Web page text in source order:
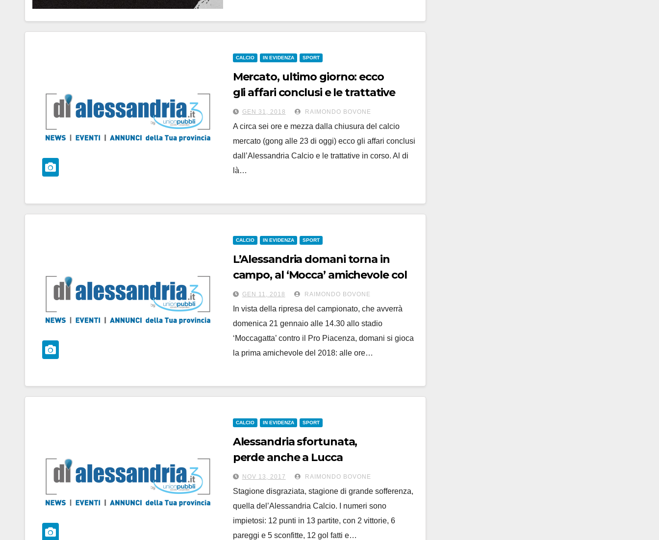
CALCIO IN EVIDENZA SPORT
Mercato, ultimo giorno: ecco
gli affari conclusi e le trattative
in corso dell’Alessandria
GEN 31, 2018 RAIMONDO BOVONE
A circa sei ore e mezza dalla chiusura del calcio
mercato (gong alle 23 di oggi) ecco gli affari conclusi
dall’Alessandria Calcio e le trattative in corso. Al di
là…
CALCIO IN EVIDENZA SPORT
L’Alessandria domani torna in
campo, al ‘Mocca’ amichevole col
FeralpiSalò
GEN 11, 2018 RAIMONDO BOVONE
In vista della ripresa del campionato, che avverrà
domenica 21 gennaio alle 14.30 allo stadio
‘Moccagatta’ contro il Pro Piacenza, domani si gioca
la prima amichevole del 2018: alle ore…
CALCIO IN EVIDENZA SPORT
Alessandria sfortunata,
perde anche a Lucca
e torna in zona playout
NOV 13, 2017 RAIMONDO BOVONE
Stagione disgraziata, stagione di grande sofferenza,
quella del’Alessandria Calcio. I numeri sono
impietosi: 12 punti in 13 partite, con 2 vittorie, 6
pareggi e 5 sconfitte, 12 gol fatti e…